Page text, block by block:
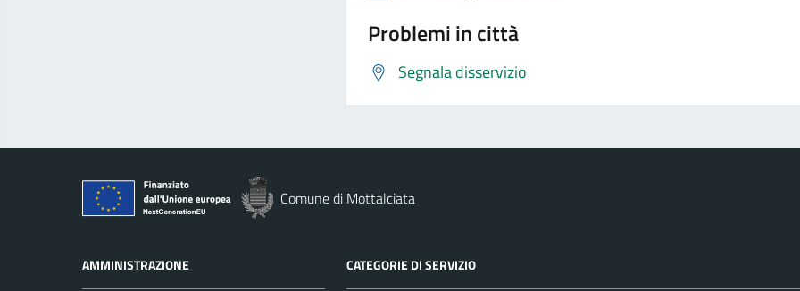
Problemi in città
Segnala disservizio
Comune di Mottalciata
AMMINISTRAZIONE CATEGORIE DI SERVIZIO